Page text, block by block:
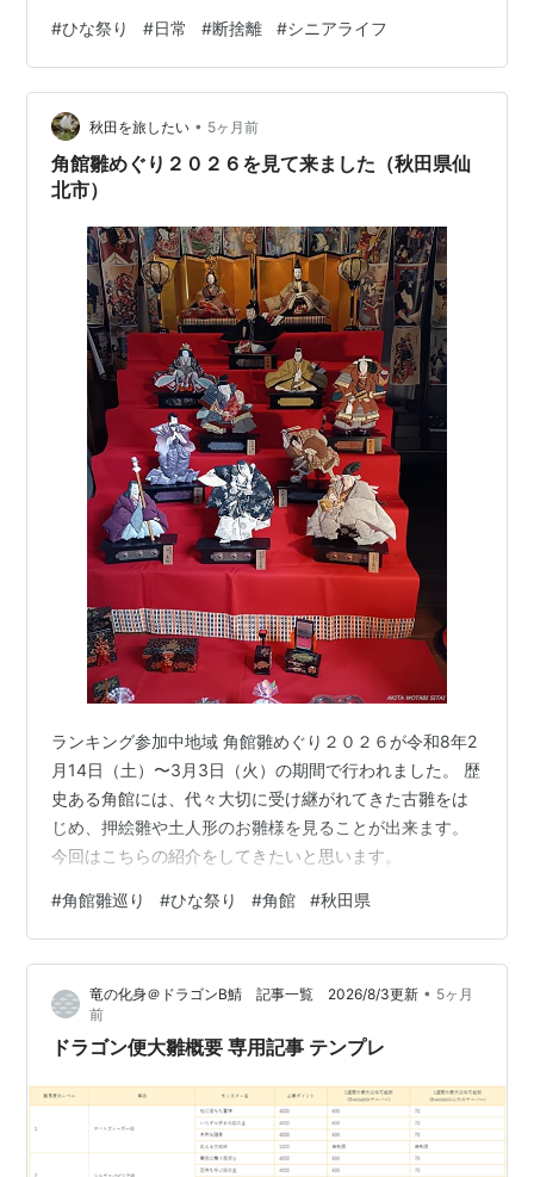
からない賃貸マンションへの引っ越しを考え始めていた
こともあった。しかし、手放すのは、大きな決断だっ
た。物心ついたときからの人形たちだったから。片づけ
る直前には、 「長い間ありがとう。」とお礼を言った。
そして、ていねいに段ボールに詰めて、近くの人形店に
運んだ。まとめて供養してもらえるとのことだったか
#ひな祭り #日常 #断捨離 #シニアライフ
秋田を旅したい • 5ヶ月前
角館雛めぐり２０２６を見て来ました（秋田県仙
北市）
ランキング参加中地域 角館雛めぐり２０２６が令和8年2
月14日（土）〜3月3日（火）の期間で行われました。 歴
史ある角館には、代々大切に受け継がれてきた古雛をは
じめ、押絵雛や土人形のお雛様を見ることが出来ます。
今回はこちらの紹介をしてきたいと思います。
#角館雛巡り #ひな祭り #角館 #秋田県
竜の化身＠ドラゴンB鯖 記事一覧 2026/8/3更新 • 5ヶ月
前
ドラゴン便大雛概要 専用記事 テンプレ